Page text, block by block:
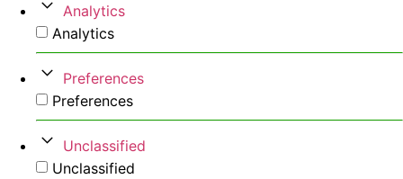
Analytics
Analytics
Preferences
Preferences
Unclassified
Unclassified